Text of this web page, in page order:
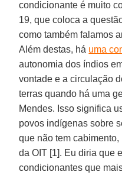
condicionante é muito
19, que coloca a
como também falamos
Além destas, há uma
autonomia dos índios
vontade e a circulação
terras quando há uma
Mendes. Isso significa
povos indígenas sobre
que não tem
da OIT [1]. Eu diria que
condicionantes que